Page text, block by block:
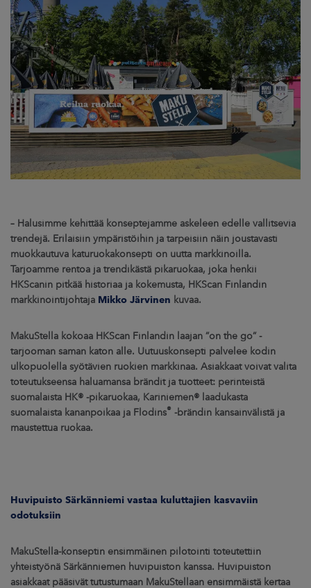
UUTISHUONE
– Halusimme kehittää konseptejamme askeleen edelle vallitsevia
trendejä. Erilaisiin ympäristöihin ja tarpeisiin näin joustavasti
muokkautuva katuruokakonsepti on uutta markkinoilla.
Tarjoamme rentoa ja trendikästä pikaruokaa, joka henkii
HKScanin pitkää historiaa ja kokemusta, HKScan Finlandin
markkinointijohtaja Mikko Järvinen kuvaa.
MakuStella kokoaa HKScan Finlandin laajan ”on the go” -
tarjooman saman katon alle. Uutuuskonsepti palvelee kodin
ulkopuolella syötävien ruokien markkinaa. Asiakkaat voivat valita
toteutukseensa haluamansa brändit ja tuotteet: perinteistä
suomalaista HK® -pikaruokaa, Kariniemen® laadukasta
suomalaista kananpoikaa ja Flodins® -brändin kansainvälistä ja
maustettua ruokaa.
Huvipuisto Särkänniemi vastaa kuluttajien kasvaviin
odotuksiin
MakuStella-konseptin ensimmäinen pilotointi toteutettiin
yhteistyönä Särkänniemen huvipuiston kanssa. Huvipuiston
asiakkaat pääsivät tutustumaan MakuStellaan ensimmäistä kertaa